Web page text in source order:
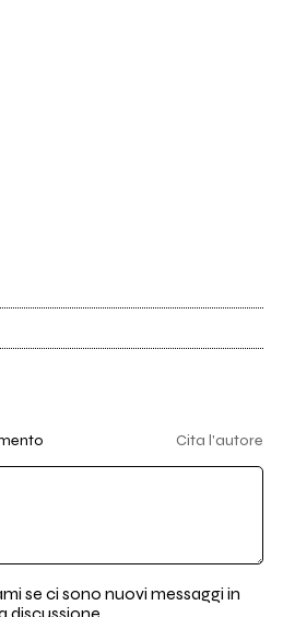
Cita l'autore
se ci sono nuovi messaggi in